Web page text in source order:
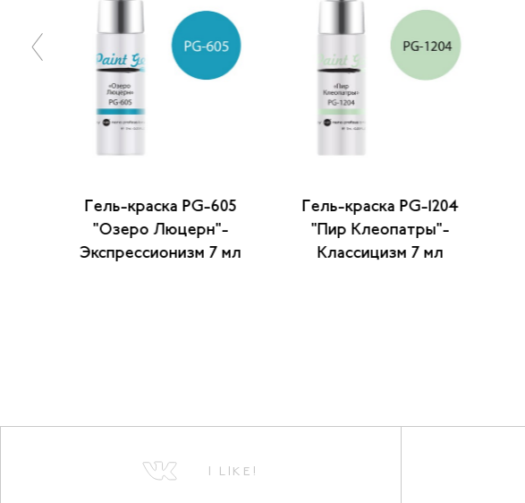
Гель-краска PG-605
"Озеро Люцерн"-
Экспрессионизм 7 мл
Гель-краска PG-1204
"Пир Клеопатры"-
Классицизм 7 мл
I LIKE!